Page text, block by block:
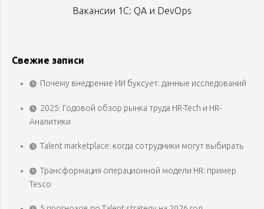
Вакансии 1С: QA и DevOps
Свежие записи
Почему внедрение ИИ буксует: данные исследований
2025: Годовой обзор рынка труда HR-Tech и HR-
Аналитики
Talent marketplace: когда сотрудники могут выбирать
Трансформация операционной модели HR: пример
Tesco